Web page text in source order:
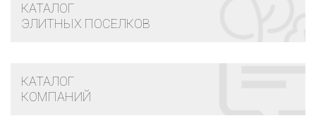
КАТАЛОГ
ЭЛИТНЫХ ПОСЕЛКОВ
КАТАЛОГ
КОМПАНИЙ